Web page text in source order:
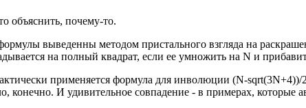
объяснить, почему-то.
выведенны методом пристального взгляда на
на полный квадрат, если ее умножить на N и
применяется формула для инволюции (N-
конечно. И удивительное совпадение - в примерах, которые